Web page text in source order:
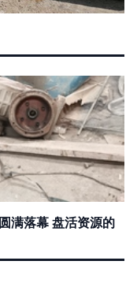
满落幕 盘活资源的